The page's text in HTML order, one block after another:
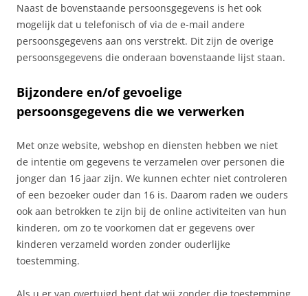
Naast de bovenstaande persoonsgegevens is het ook
mogelijk dat u telefonisch of via de e-mail andere
persoonsgegevens aan ons verstrekt. Dit zijn de overige
persoonsgegevens die onderaan bovenstaande lijst staan.
Bijzondere en/of gevoelige
persoonsgegevens die we verwerken
Met onze website, webshop en diensten hebben we niet
de intentie om gegevens te verzamelen over personen die
jonger dan 16 jaar zijn. We kunnen echter niet controleren
of een bezoeker ouder dan 16 is. Daarom raden we ouders
ook aan betrokken te zijn bij de online activiteiten van hun
kinderen, om zo te voorkomen dat er gegevens over
kinderen verzameld worden zonder ouderlijke
toestemming.